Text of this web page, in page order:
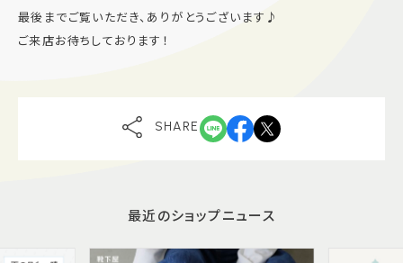
最後までご覧いただき、ありがとうございます♪
ご来店お待ちしております！
SHARE
最近のショップニュース